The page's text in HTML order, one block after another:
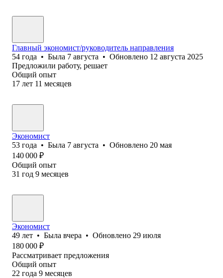
Главный экономист/руководитель направления
54 года • Была 7 августа • Обновлено 12 августа 2025
Предложили работу, решает
Общий опыт
17 лет 11 месяцев
Экономист
53 года • Была 7 августа • Обновлено 20 мая
140 000 ₽
Общий опыт
31 год 9 месяцев
Экономист
49 лет • Была вчера • Обновлено 29 июля
180 000 ₽
Рассматривает предложения
Общий опыт
22 года 9 месяцев